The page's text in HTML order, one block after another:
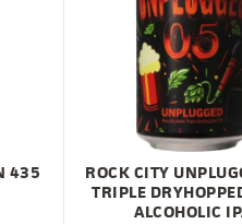
435
ROCK CITY
TRIPLE
ALCOHOLIC